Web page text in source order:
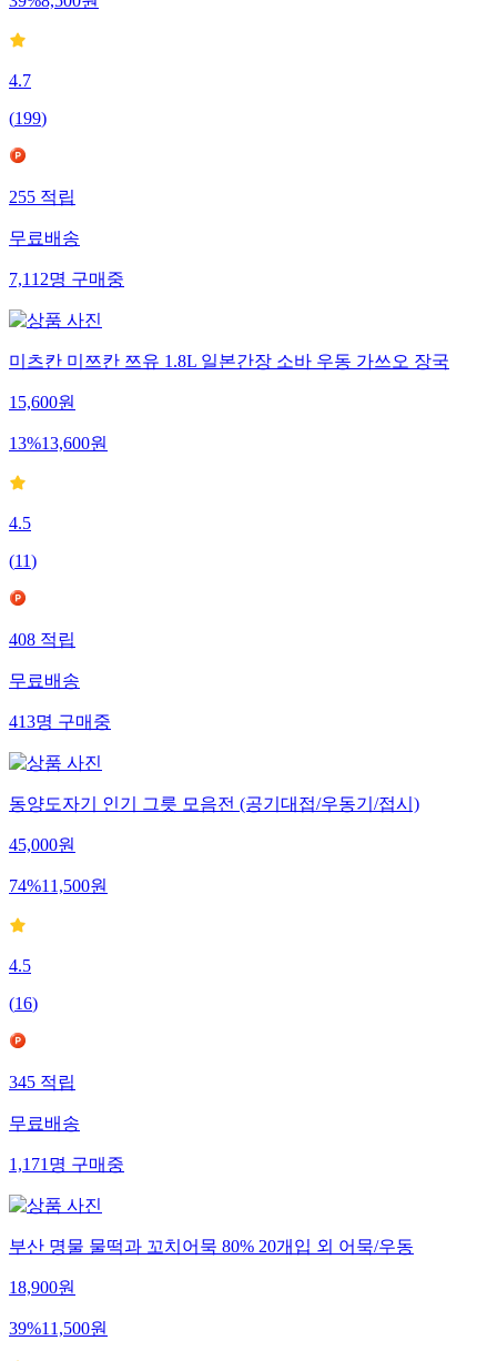
39%8,500원
4.7
(199)
255적립
무료배송
7,112명구매중
미츠칸 미쯔칸 쯔유 1.8L 일본간장 소바 우동 가쓰오 장국
15,600원
13%13,600원
4.5
(11)
408적립
무료배송
413명구매중
동양도자기 인기 그릇 모음전 (공기대접/우동기/접시)
45,000원
74%11,500원
4.5
(16)
345적립
무료배송
1,171명구매중
부산 명물 물떡과 꼬치어묵 80% 20개입 외 어묵/우동
18,900원
39%11,500원